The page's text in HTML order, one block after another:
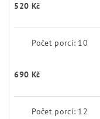
520 Kč
Počet porcí: 10
690 Kč
Počet porcí: 12